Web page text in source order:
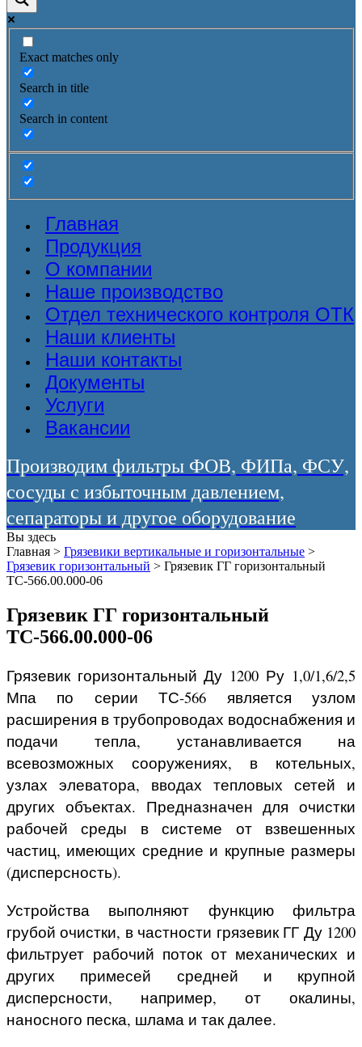
Exact matches only
Search in title
Search in content
Главная
Продукция
О компании
Наше производство
Отдел технического контроля ОТК
Наши клиенты
Наши контакты
Документы
Услуги
Вакансии
Производим фильтры ФОВ, ФИПа, ФСУ,
сосуды с избыточным давлением,
сепараторы и другое оборудование
Вы здесь
Главная > Грязевики вертикальные и горизонтальные >
Грязевик горизонтальный > Грязевик ГГ горизонтальный
ТС-566.00.000-06
Грязевик ГГ горизонтальный
ТС-566.00.000-06
Грязевик горизонтальный Ду 1200 Ру 1,0/1,6/2,5
Мпа по серии ТС-566 является узлом
расширения в трубопроводах водоснабжения и
подачи тепла, устанавливается на
всевозможных сооружениях, в котельных,
узлах элеватора, вводах тепловых сетей и
других объектах. Предназначен для очистки
рабочей среды в системе от взвешенных
частиц, имеющих средние и крупные размеры
(дисперсность).
Устройства выполняют функцию фильтра
грубой очистки, в частности грязевик ГГ Ду 1200
фильтрует рабочий поток от механических и
других примесей средней и крупной
дисперсности, например, от окалины,
наносного песка, шлама и так далее.